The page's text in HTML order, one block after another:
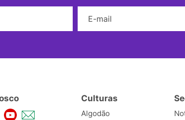
Culturas
Algodão